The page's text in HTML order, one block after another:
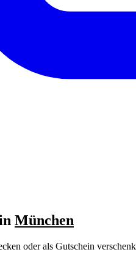
München
oder als Gutschein